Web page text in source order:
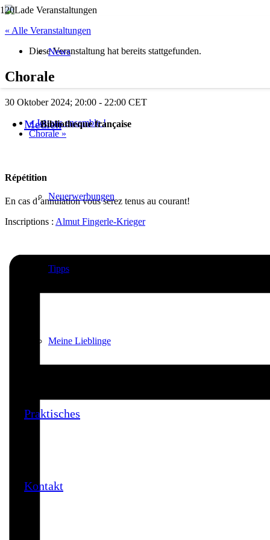
News
Medien
Neuerwerbungen
Tipps
Meine Lieblinge
Praktisches
Kontakt
Bibliotheque française
« Alle Veranstaltungen
Diese Veranstaltung hat bereits stattgefunden.
Chorale
30 Oktober 2024; 20:00 - 22:00 CET
«Jouons ensemble !
Chorale»
Répétition
En cas d‘annulation vous serez tenus au courant!
Inscriptions : Almut Fingerle-Krieger